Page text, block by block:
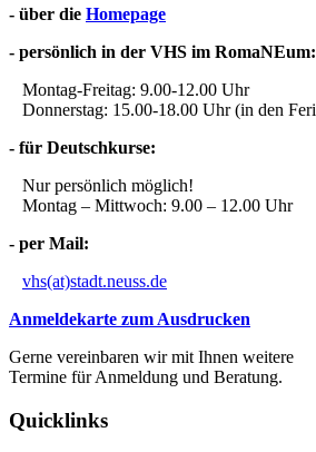
- über die Homepage
- persönlich in der VHS im RomaNEum:
Montag-Freitag: 9.00-12.00 Uhr
Donnerstag: 15.00-18.00 Uhr (in den
- für Deutschkurse:
Nur persönlich möglich!
Montag – Mittwoch: 9.00 – 12.00 Uhr
- per Mail:
vhs(at)stadt.neuss.de
Anmeldekarte zum Ausdrucken
Gerne vereinbaren wir mit Ihnen weitere
Termine für Anmeldung und Beratung.
Quicklinks